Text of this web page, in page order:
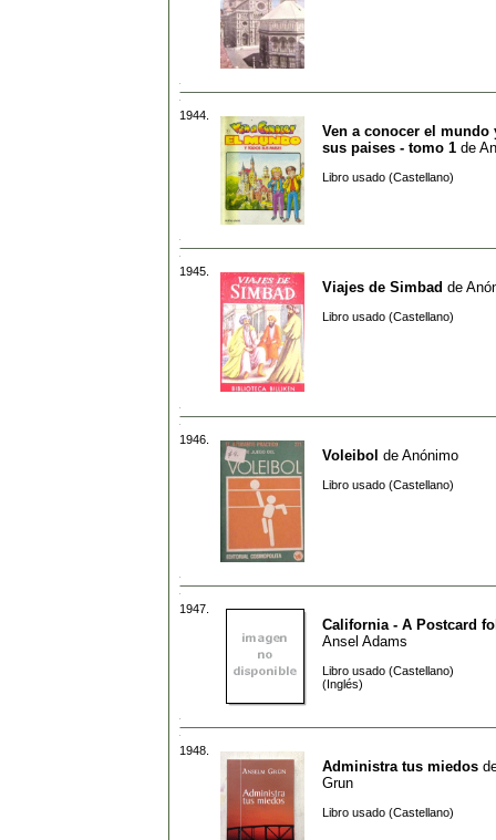
1944.
Ven a conocer el mundo
sus paises - tomo 1 de
Libro usado (Castellano)
1945.
Viajes de Simbad de
Libro usado (Castellano)
1946.
Voleibol de Anónimo
Libro usado (Castellano)
1947.
California - A Postcard
Ansel Adams
Libro usado (Castellano)
(Inglés)
1948.
Administra tus miedos
Grun
Libro usado (Castellano)